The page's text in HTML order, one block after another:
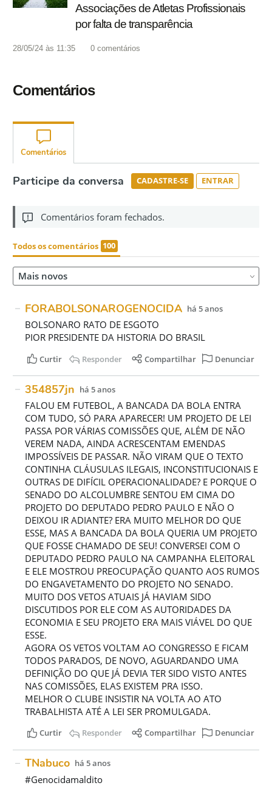
Associações de Atletas Profissionais
por falta de transparência
28/05/24 às 11:35 0 comentários
Comentários